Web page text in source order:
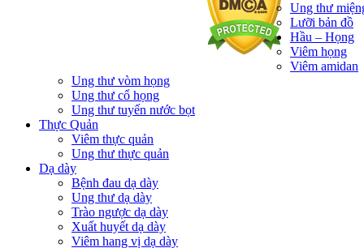
Ung thư
Lưỡi bản đồ
Hầu – Họng
Viêm họng
Viêm amidan
Ung thư vòm họng
Ung thư cổ họng
Ung thư tuyến nước bọt
Thực Quản
Viêm thực quản
Ung thư thực quản
Dạ dày
Bệnh đau dạ dày
Ung thư dạ dày
Trào ngược dạ dày
Xuất huyết dạ dày
Viêm hang vị dạ dày